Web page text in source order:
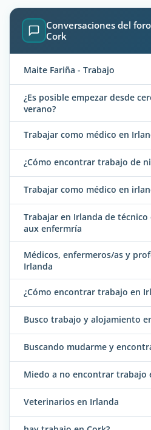
Conversaciones del
Cork
Maite Fariña - Trabajo
¿Es posible empezar desde
verano?
Trabajar como médico en
¿Cómo encontrar trabajo de
Trabajar como médico en
Trabajar en Irlanda de
aux enfermría
Médicos, enfermeros/as y
Irlanda
¿Cómo encontrar trabajo en
Busco trabajo y alojamiento
Buscando mudarme y
Miedo a no encontrar trabajo
Veterinarios en Irlanda